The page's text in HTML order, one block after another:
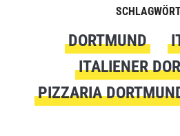
DORTMUND
ITALIENER
PIZZARIA